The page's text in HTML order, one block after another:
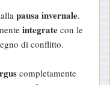
pausa invernale.
integrate con le
di conflitto.
completamente